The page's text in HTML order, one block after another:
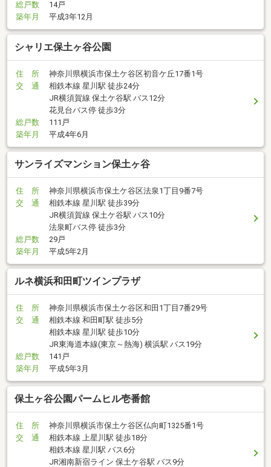
総戸数
14戸
築年月
平成3年12月
シャリエ保土ヶ谷公園
住 所
神奈川県横浜市保土ケ谷区初音ケ丘17番1号
交 通
相鉄本線 星川駅 徒歩24分
JR横須賀線 保土ケ谷駅 バス12分
花見台バス停 徒歩3分
総戸数
111戸
築年月
平成4年6月
サンライズマンション保土ヶ谷
住 所
神奈川県横浜市保土ケ谷区法泉1丁目9番7号
交 通
相鉄本線 星川駅 徒歩39分
JR横須賀線 保土ケ谷駅 バス10分
法泉町バス停 徒歩3分
総戸数
29戸
築年月
平成5年2月
ルネ横浜和田町ツインプラザ
住 所
神奈川県横浜市保土ケ谷区和田1丁目7番29号
交 通
相鉄本線 和田町駅 徒歩5分
相鉄本線 星川駅 徒歩10分
JR東海道本線(東京～熱海) 横浜駅 バス19分
総戸数
141戸
築年月
平成5年3月
保土ヶ谷公園パームヒル壱番館
住 所
神奈川県横浜市保土ケ谷区仏向町1325番1号
交 通
相鉄本線 上星川駅 徒歩18分
相鉄本線 星川駅 バス6分
JR湘南新宿ライン 保土ケ谷駅 バス9分